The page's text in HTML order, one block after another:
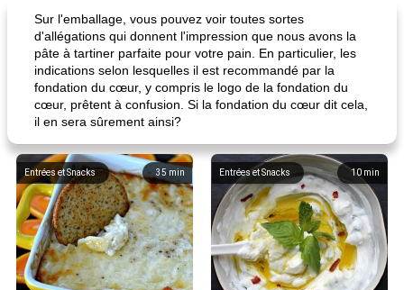
Sur l'emballage, vous pouvez voir toutes sortes
d'allégations qui donnent l'impression que nous avons la
pâte à tartiner parfaite pour votre pain. En particulier, les
indications selon lesquelles il est recommandé par la
fondation du cœur, y compris le logo de la fondation du
cœur, prêtent à confusion. Si la fondation du cœur dit cela,
il en sera sûrement ainsi?
35 min
Entrées et Snacks 10 min
Entrées et Snacks